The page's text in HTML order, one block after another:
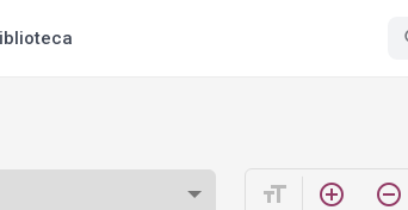
format_size add_circle_outline remove_circle_outline